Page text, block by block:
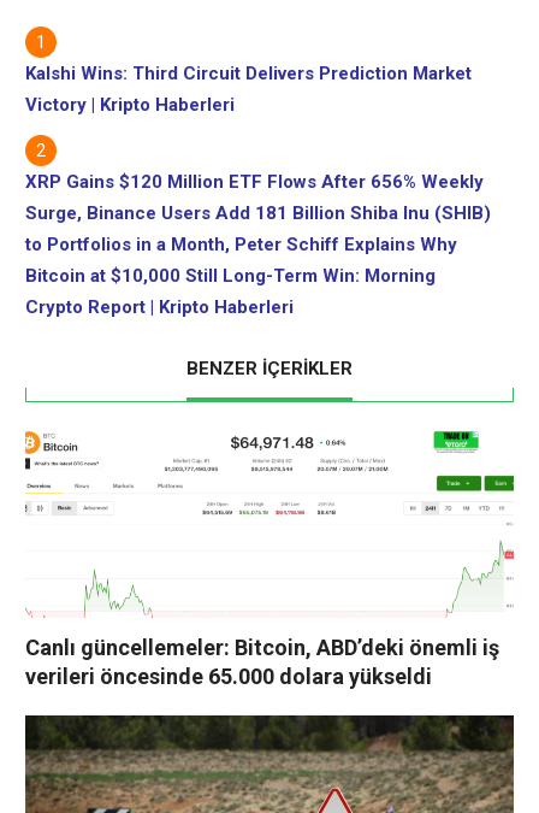
Kalshi Wins: Third Circuit Delivers Prediction Market
Victory | Kripto Haberleri
XRP Gains $120 Million ETF Flows After 656% Weekly
Surge, Binance Users Add 181 Billion Shiba Inu (SHIB)
to Portfolios in a Month, Peter Schiff Explains Why
Bitcoin at $10,000 Still Long-Term Win: Morning
Crypto Report | Kripto Haberleri
BENZER İÇERİKLER
Canlı güncellemeler: Bitcoin, ABD’deki önemli iş
verileri öncesinde 65.000 dolara yükseldi